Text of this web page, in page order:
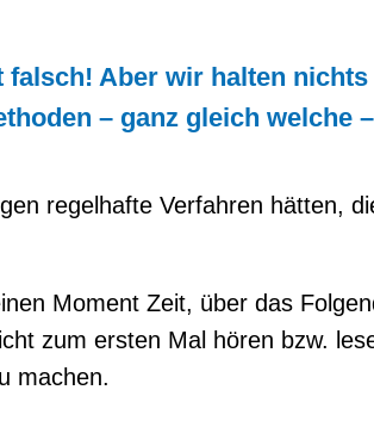
Aber wir halten
– ganz gleich
regelhafte Verfahren hätten,
Moment Zeit, über das
zum ersten Mal hören bzw.
machen.